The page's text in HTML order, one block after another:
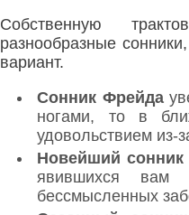
Собственную
разнообразные
вариант.
Сонник Фрейда
ногами, то в
удовольствием из-
Новейший сонник
явившихся вам
бессмысленных